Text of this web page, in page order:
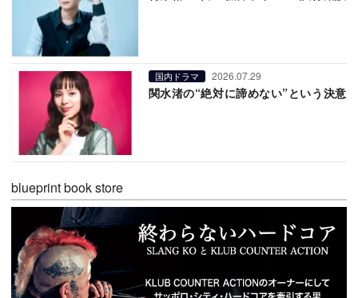
国内ドラマ 2026.07.29
関水渚の“絶対に諦めない”という決意
blueprint book store